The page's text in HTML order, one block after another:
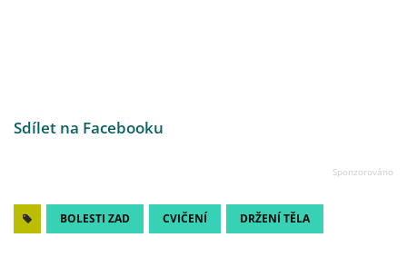
Sdílet na Facebooku
BOLESTI ZAD CVIČENÍ DRŽENÍ TĚLA